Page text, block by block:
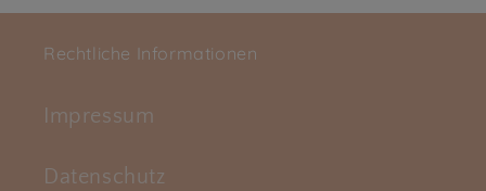
Rechtliche Informationen
Impressum
Datenschutz